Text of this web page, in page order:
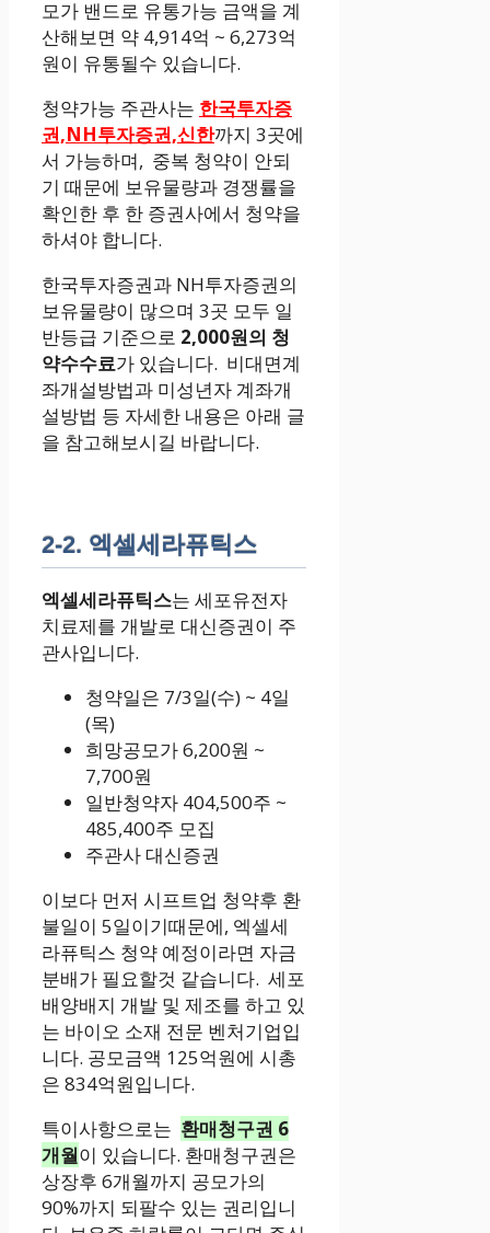
모가 밴드로 유통가능 금액을 계
산해보면 약 4,914억 ~ 6,273억
원이 유통될수 있습니다.
청약가능 주관사는 한국투자증
권,NH투자증권,신한까지 3곳에
서 가능하며, 중복 청약이 안되
기 때문에 보유물량과 경쟁률을
확인한 후 한 증권사에서 청약을
하셔야 합니다.
한국투자증권과 NH투자증권의
보유물량이 많으며 3곳 모두 일
반등급 기준으로 2,000원의 청
약수수료가 있습니다. 비대면계
좌개설방법과 미성년자 계좌개
설방법 등 자세한 내용은 아래 글
을 참고해보시길 바랍니다.
2-2. 엑셀세라퓨틱스
엑셀세라퓨틱스는 세포유전자
치료제를 개발로 대신증권이 주
관사입니다.
청약일은 7/3일(수) ~ 4일
(목)
희망공모가 6,200원 ~
7,700원
일반청약자 404,500주 ~
485,400주 모집
주관사 대신증권
이보다 먼저 시프트업 청약후 환
불일이 5일이기때문에, 엑셀세
라퓨틱스 청약 예정이라면 자금
분배가 필요할것 같습니다. 세포
배양배지 개발 및 제조를 하고 있
는 바이오 소재 전문 벤처기업입
니다. 공모금액 125억원에 시총
은 834억원입니다.
특이사항으로는 환매청구권 6
개월이 있습니다. 환매청구권은
상장후 6개월까지 공모가의
90%까지 되팔수 있는 권리입니